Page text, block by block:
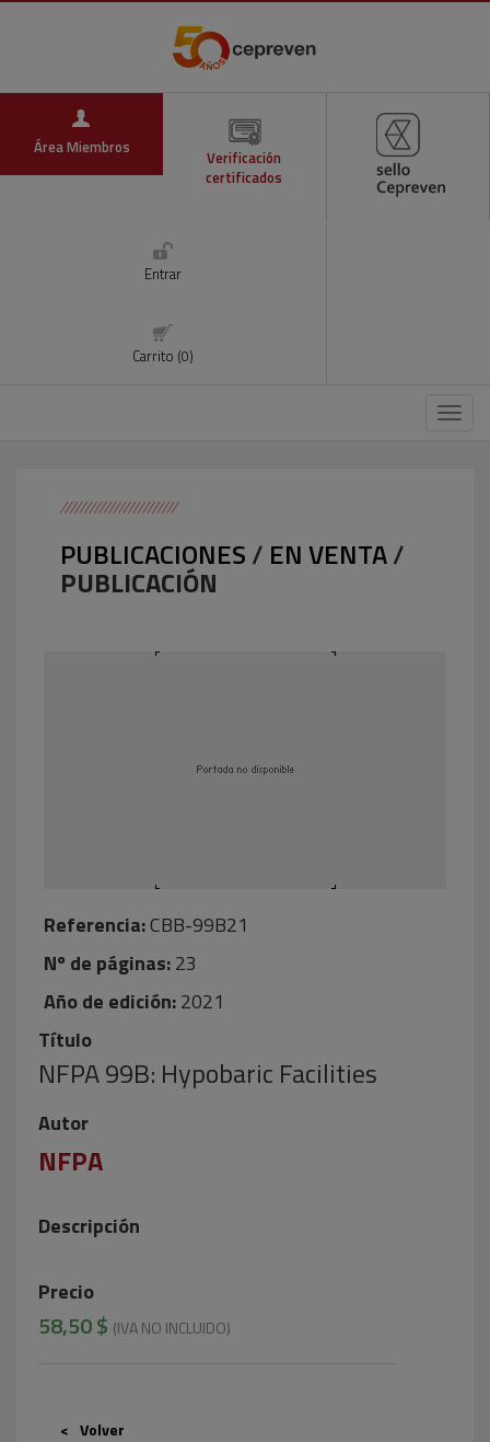
Área Miembros
Verificación
certificados
Entrar
Carrito (0)
Menú
PUBLICACIONES/ EN VENTA/
PUBLICACIÓN
Referencia:CBB-99B21
Nº de páginas:23
Año de edición:2021
Título
NFPA 99B: Hypobaric Facilities
Autor
NFPA
Descripción
Precio
58,50 $ (IVA NO INCLUIDO)
Volver